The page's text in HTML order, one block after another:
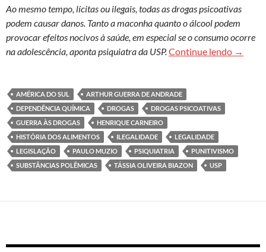
Ao mesmo tempo, lícitas ou ilegais, todas as drogas psicoativas
podem causar danos. Tanto a maconha quanto o álcool podem
provocar efeitos nocivos à saúde, em especial se o consumo ocorre
na adolescência, aponta psiquiatra da USP.Continue lendo →
AMÉRICA DO SUL
ARTHUR GUERRA DE ANDRADE
DEPENDÊNCIA QUÍMICA
DROGAS
DROGAS PSICOATIVAS
GUERRA ÀS DROGAS
HENRIQUE CARNEIRO
HISTÓRIA DOS ALIMENTOS
ILEGALIDADE
LEGALIDADE
LEGISLAÇÃO
PAULO MUZIO PSIQUIATRIA
PUNITIVISMO
SUBSTÂNCIAS POLÊMICAS
TÁSSIA OLIVEIRA BIAZON USP